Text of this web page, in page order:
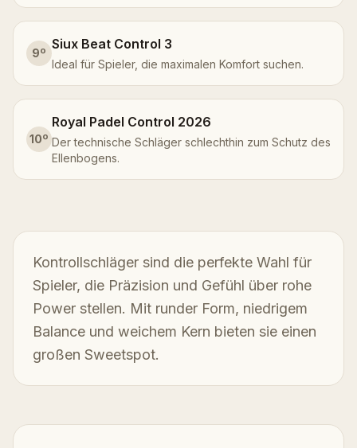
9º
Siux Beat Control 3
Ideal für Spieler, die maximalen Komfort suchen.
10º
Royal Padel Control 2026
Der technische Schläger schlechthin zum Schutz des
Ellenbogens.
Kontrollschläger sind die perfekte Wahl für
Spieler, die Präzision und Gefühl über rohe
Power stellen. Mit runder Form, niedrigem
Balance und weichem Kern bieten sie einen
großen Sweetspot.